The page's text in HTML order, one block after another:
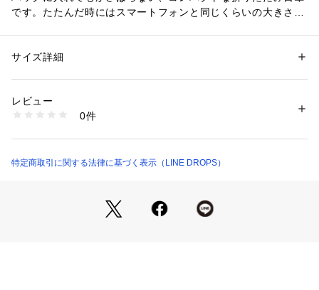
です。たたんだ時にはスマートフォンと同じくらいの大きさに
ある、高機能タイプの日傘です。日傘としてだけでなく、生地
にははっ水加工が施されており、雨の日でもご利用いただけま
【入れやすい収納ケース】
また、カラビナ付きなので、カバンに取り付けることも可能で
性別：レディース
素材：ポリエステル100％、裏面ポリウレタンコーティング
商品番号：
LDB-CM50PM3 （ショップ）
サイズ詳細
レビュー
0件
特定商取引に関する法律に基づく表示（LINE DROPS）